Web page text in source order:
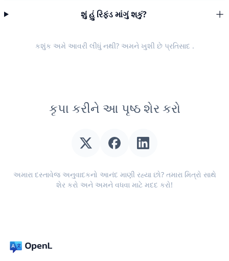
શું હું રિફંડ માંગું શકું?
કશુંક અમે આવરી લીધું નથી? અમને ખુશી છે પ્રતિસાદ .
કૃપા કરીને આ પૃષ્ઠ શેર કરો
અમારા દસ્તાવેજ અનુવાદકનો આનંદ માણી રહ્યા છો? તમારા મિત્રો સાથે
શેર કરો અને અમને વધવા માટે મદદ કરો!